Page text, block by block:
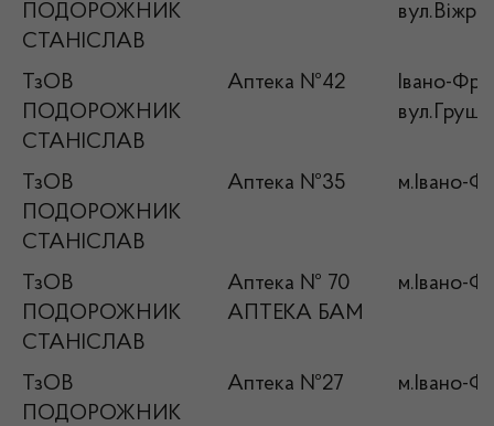
ПОДОРОЖНИК
СТАНІСЛАВ
ТзОВ
ПОДОРОЖНИК
СТАНІСЛАВ
Аптека №42
Івано-
ТзОВ
ПОДОРОЖНИК
СТАНІСЛАВ
Аптека №35 м.Івано-
ТзОВ
ПОДОРОЖНИК
СТАНІСЛАВ
Аптека № 70
АПТЕКА БАМ
м.Івано-
ТзОВ
ПОДОРОЖНИК
Аптека №27 м.Івано-